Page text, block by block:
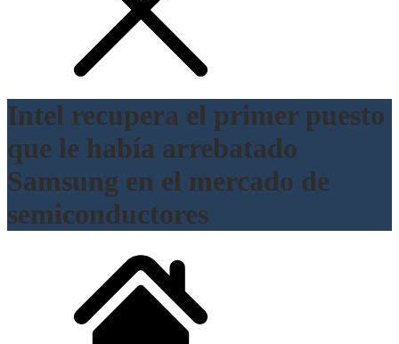
Intel recupera el primer puesto
que le había arrebatado
Samsung en el mercado de
semiconductores